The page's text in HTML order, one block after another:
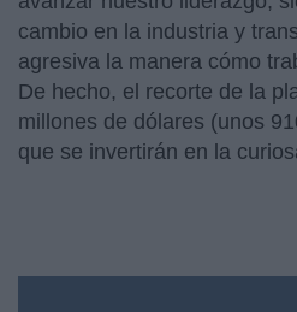
cambio en la industria y
agresiva la manera cómo
De hecho, el recorte de la
millones de dólares (unos
que se invertirán en la